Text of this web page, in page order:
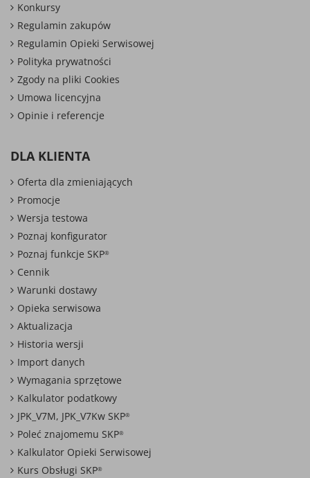
Konkursy
Regulamin zakupów
Regulamin Opieki Serwisowej
Polityka prywatności
Zgody na pliki Cookies
Umowa licencyjna
Opinie i referencje
DLA KLIENTA
Oferta dla zmieniających
Promocje
Wersja testowa
Poznaj konfigurator
Poznaj funkcje SKP®
Cennik
Warunki dostawy
Opieka serwisowa
Aktualizacja
Historia wersji
Import danych
Wymagania sprzętowe
Kalkulator podatkowy
JPK_V7M, JPK_V7Kw SKP®
Poleć znajomemu SKP®
Kalkulator Opieki Serwisowej
Kurs Obsługi SKP®